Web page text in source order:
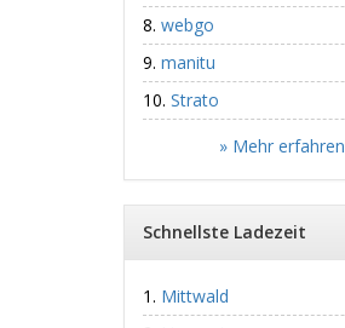
webgo
manitu
Strato
» Mehr erfahren
Schnellste Ladezeit
Mittwald